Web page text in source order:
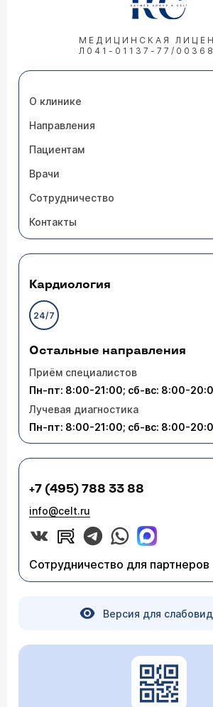
МЕДИЦИНСКАЯ
Л041-01137-77/
О клинике
Направления
Пациентам
Врачи
Сотрудничество
Контакты
Кардиология
24/7
Остальные направления
Приём специалистов
Пн-пт: 8:00-21:00; сб-вс: 8:00-
Лучевая диагностика
Пн-пт: 8:00-21:00; сб-вс: 8:00-
+7 (495) 788 33 88
info@celt.ru
Сотрудничество для партнеров
Версия для